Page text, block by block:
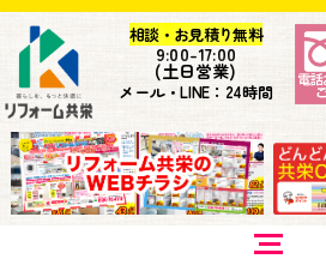
相談・お見積り無料
9:00-17:00
(土日営業)
メール・LINE：24時間